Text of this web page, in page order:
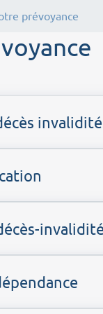
prévoyance
invalidité